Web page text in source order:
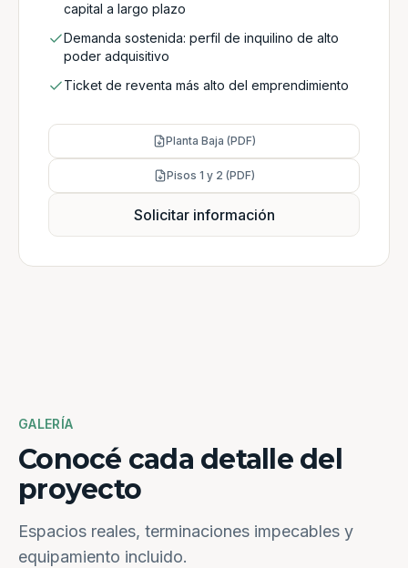
capital a largo plazo
Demanda sostenida: perfil de inquilino de alto
poder adquisitivo
Ticket de reventa más alto del emprendimiento
Planta Baja (PDF)
Pisos 1 y 2 (PDF)
Solicitar información
GALERÍA
Conocé cada detalle del
proyecto
Espacios reales, terminaciones impecables y
equipamiento incluido.